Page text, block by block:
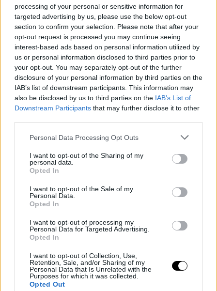
processing of your personal or sensitive information for
targeted advertising by us, please use the below opt-out
section to confirm your selection. Please note that after your
opt-out request is processed you may continue seeing
interest-based ads based on personal information utilized by
us or personal information disclosed to third parties prior to
your opt-out. You may separately opt-out of the further
disclosure of your personal information by third parties on the
IAB’s list of downstream participants. This information may
also be disclosed by us to third parties on the IAB’s List of
Downstream Participants that may further disclose it to other
Personal Data Processing Opt Outs
I want to opt-out of the Sharing of my
personal data.
Opted In
I want to opt-out of the Sale of my
Personal Data.
Opted In
I want to opt-out of processing my
Personal Data for Targeted Advertising.
Opted In
I want to opt-out of Collection, Use,
Retention, Sale, and/or Sharing of my
Personal Data that Is Unrelated with the
Purposes for which it was collected.
Opted Out